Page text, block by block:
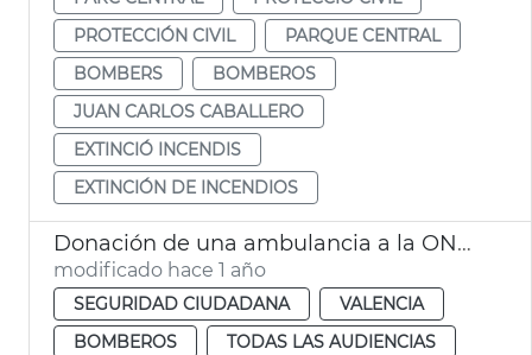
PROTECCIÓN CIVIL
PARQUE CENTRAL
BOMBERS
BOMBEROS
JUAN CARLOS CABALLERO
EXTINCIÓ INCENDIS
EXTINCIÓN DE INCENDIOS
Donación de una ambulancia a la ONG Bombers pel Món
modificado hace 1 año
SEGURIDAD CIUDADANA
VALENCIA
BOMBEROS
TODAS LAS AUDIENCIAS